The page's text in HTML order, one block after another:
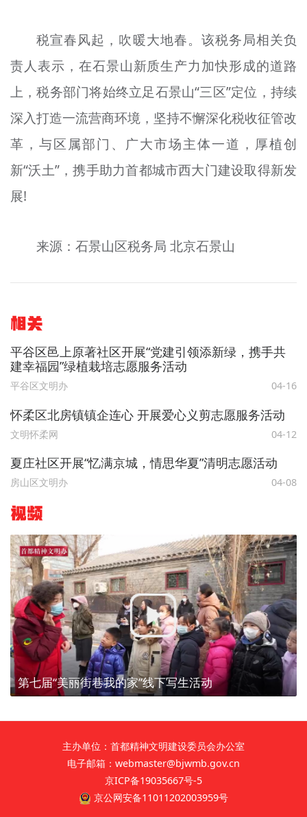
税宣春风起，吹暖大地春。该税务局相关负
责人表示，在石景山新质生产力加快形成的道路
上，税务部门将始终立足石景山“三区”定位，持续
深入打造一流营商环境，坚持不懈深化税收征管改
革，与区属部门、广大市场主体一道，厚植创
新“沃土”，携手助力首都城市西大门建设取得新发
展!
来源：石景山区税务局 北京石景山
相关
平谷区邑上原著社区开展“党建引领添新绿，携手共
建幸福园”绿植栽培志愿服务活动
平谷区文明办 04-16
怀柔区北房镇镇企连心 开展爱心义剪志愿服务活动
文明怀柔网 04-12
夏庄社区开展“忆满京城，情思华夏”清明志愿活动
房山区文明办 04-08
视频
第七届“美丽街巷我的家”线下写生活动
主办单位：首都精神文明建设委员会办公室
电子邮箱：webmaster@bjwmb.gov.cn
京ICP备19035667号-5
京公网安备11011202003959号